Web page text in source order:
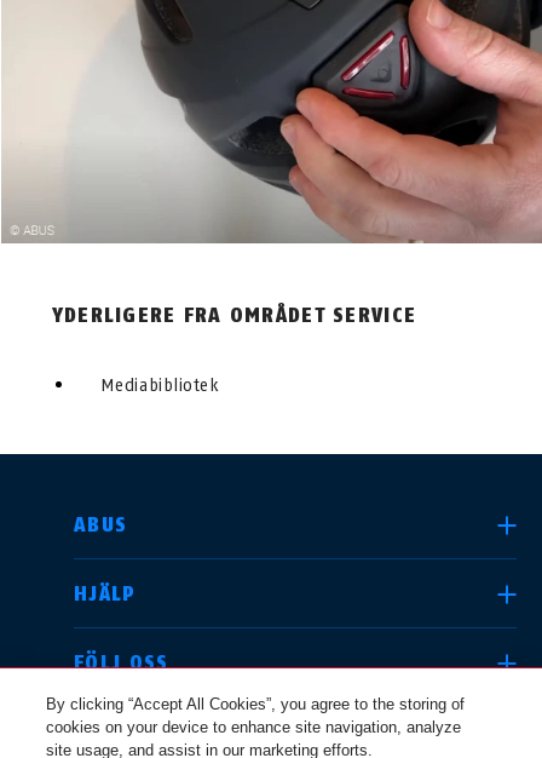
YDERLIGERE FRA OMRÅDET SERVICE
Mediabibliotek
ABUS
HJÄLP
FÖLJ OSS
JURIDISK INFO
SELECT COUNTRY
Deutschland
By clicking “Accept All Cookies”, you agree to the storing of
cookies on your device to enhance site navigation, analyze
site usage, and assist in our marketing efforts.